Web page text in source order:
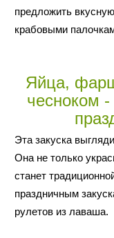
предложить
крабовыми
Яйца,
чесноком
Эта закуска
Она не только
станет
праздничным
рулетов из лаваша.